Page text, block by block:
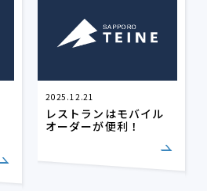
2025.12.21
レストランはモバイル
オーダーが便利！